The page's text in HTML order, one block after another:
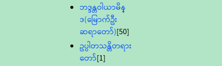
ဘဒ္ဒန္တဝါယာမိန္
ဒ(မြောက်ဦး
ဆရာတော်)[50]
ဥပ္ပါတသန္တိတရား
တော်[1]